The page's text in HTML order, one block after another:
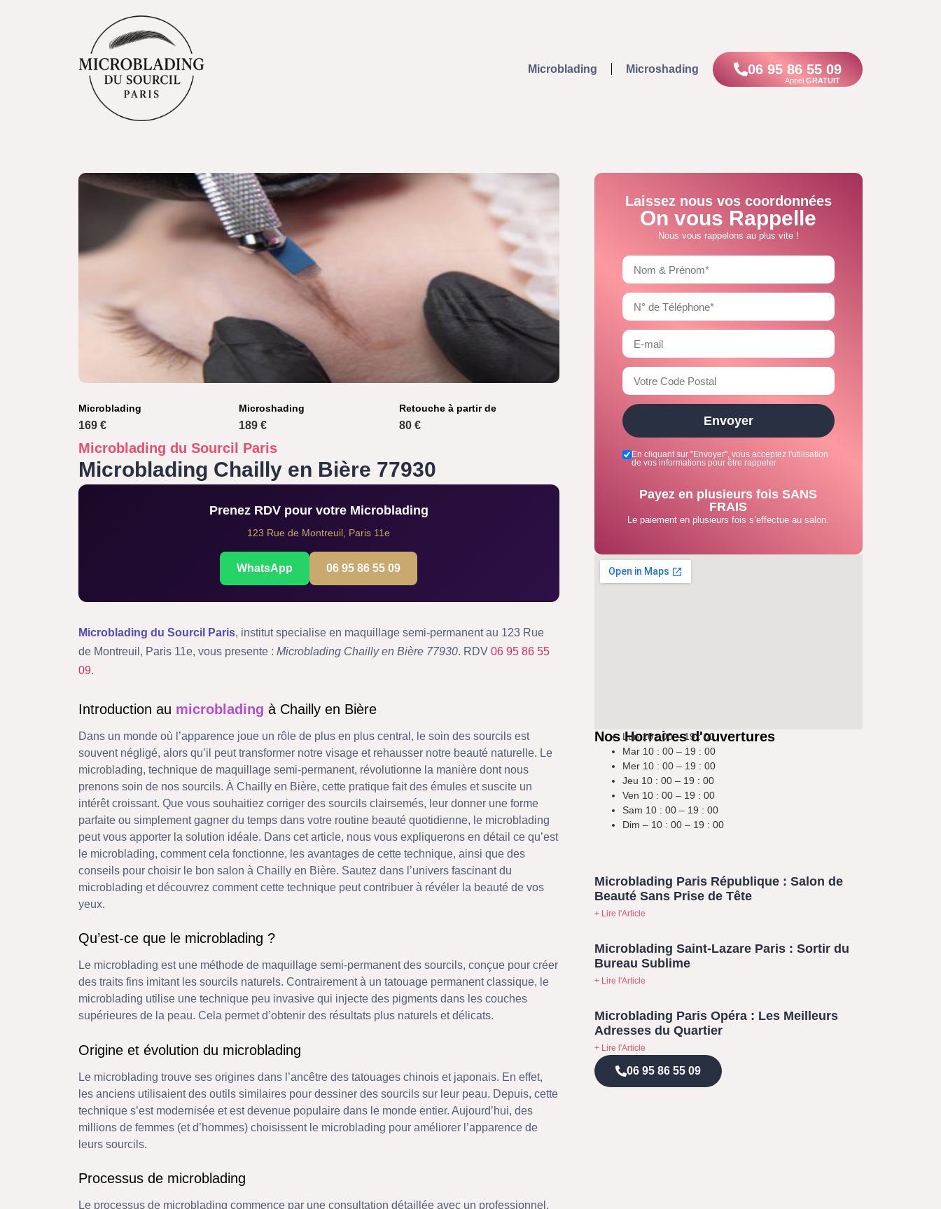
Microblading Microshading 06 95 86 55 09
Appel GRATUIT
Microblading
169 €
Microshading
189 €
Retouche à partir de
80 €
Microblading du Sourcil Paris
Microblading Chailly en Bière 77930
Prenez RDV pour votre Microblading
123 Rue de Montreuil, Paris 11e
WhatsApp 06 95 86 55 09
Microblading du Sourcil Paris, institut specialise en maquillage semi-permanent au 123 Rue
de Montreuil, Paris 11e, vous presente : Microblading Chailly en Bière 77930. RDV 06 95 86 55
09.
Introduction au microblading à Chailly en Bière
Dans un monde où l’apparence joue un rôle de plus en plus central, le soin des sourcils est
souvent négligé, alors qu’il peut transformer notre visage et rehausser notre beauté naturelle. Le
microblading, technique de maquillage semi-permanent, révolutionne la manière dont nous
prenons soin de nos sourcils. À Chailly en Bière, cette pratique fait des émules et suscite un
intérêt croissant. Que vous souhaitiez corriger des sourcils clairsemés, leur donner une forme
parfaite ou simplement gagner du temps dans votre routine beauté quotidienne, le microblading
peut vous apporter la solution idéale. Dans cet article, nous vous expliquerons en détail ce qu’est
le microblading, comment cela fonctionne, les avantages de cette technique, ainsi que des
conseils pour choisir le bon salon à Chailly en Bière. Sautez dans l’univers fascinant du
microblading et découvrez comment cette technique peut contribuer à révéler la beauté de vos
yeux.
Qu’est-ce que le microblading ?
Le microblading est une méthode de maquillage semi-permanent des sourcils, conçue pour créer
des traits fins imitant les sourcils naturels. Contrairement à un tatouage permanent classique, le
microblading utilise une technique peu invasive qui injecte des pigments dans les couches
supérieures de la peau. Cela permet d’obtenir des résultats plus naturels et délicats.
Origine et évolution du microblading
Le microblading trouve ses origines dans l’ancêtre des tatouages chinois et japonais. En effet,
les anciens utilisaient des outils similaires pour dessiner des sourcils sur leur peau. Depuis, cette
technique s’est modernisée et est devenue populaire dans le monde entier. Aujourd’hui, des
millions de femmes (et d’hommes) choisissent le microblading pour améliorer l’apparence de
leurs sourcils.
Processus de microblading
Le processus de microblading commence par une consultation détaillée avec un professionnel.
Laissez nous vos coordonnées
On vous Rappelle
Nous vous rappelons au plus vite !
En cliquant sur "Envoyer", vous acceptez l'utilisation
de vos informations pour être rappeler
Envoyer
Payez en plusieurs fois SANS
FRAIS
Le paiement en plusieurs fois s’effectue au salon.
Nos Horraires d'ouvertures
Lun 10 : 00 – 19 : 00
Mar 10 : 00 – 19 : 00
Mer 10 : 00 – 19 : 00
Jeu 10 : 00 – 19 : 00
Ven 10 : 00 – 19 : 00
Sam 10 : 00 – 19 : 00
Dim – 10 : 00 – 19 : 00
Microblading Paris République : Salon de
Beauté Sans Prise de Tête
+ Lire l'Article
Microblading Saint-Lazare Paris : Sortir du
Bureau Sublime
+ Lire l'Article
Microblading Paris Opéra : Les Meilleurs
Adresses du Quartier
+ Lire l'Article
06 95 86 55 09